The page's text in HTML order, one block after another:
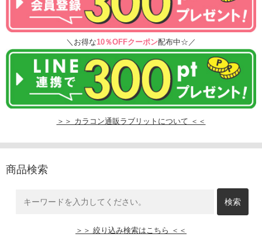
＼お得な10％OFFクーポン配布中☆／
＞＞ カラコン通販ラブリットについて ＜＜
商品検索
＞＞ 絞り込み検索はこちら ＜＜